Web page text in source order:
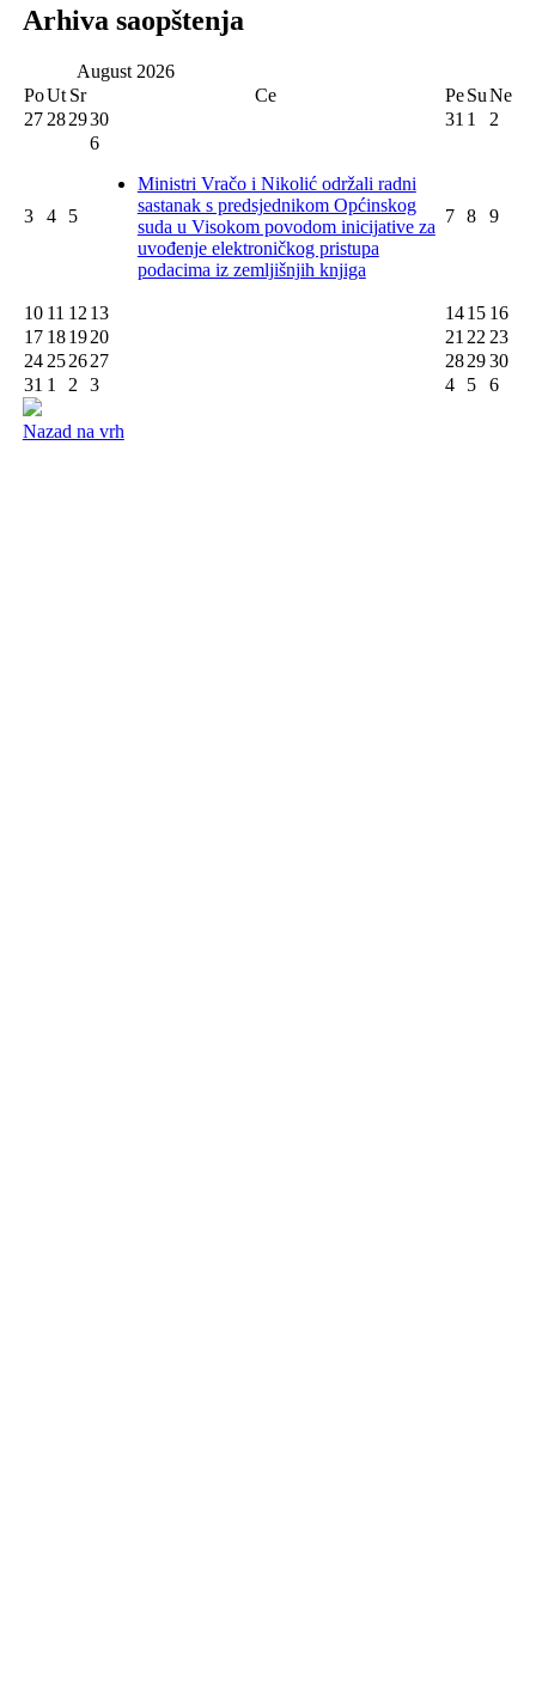
Arhiva saopštenja
August 2026
PoUt Sr Ce PeSuNe
27282930 31 1 2
3 4 5
6
Ministri Vračo i Nikolić održali radni
sastanak s predsjednikom Općinskog
suda u Visokom povodom inicijative za
uvođenje elektroničkog pristupa
podacima iz zemljišnjih knjiga
7 8 9
10 11 1213 1415 16
17 181920 212223
24252627 282930
31 1 2 3 4 5 6
Nazad na vrh